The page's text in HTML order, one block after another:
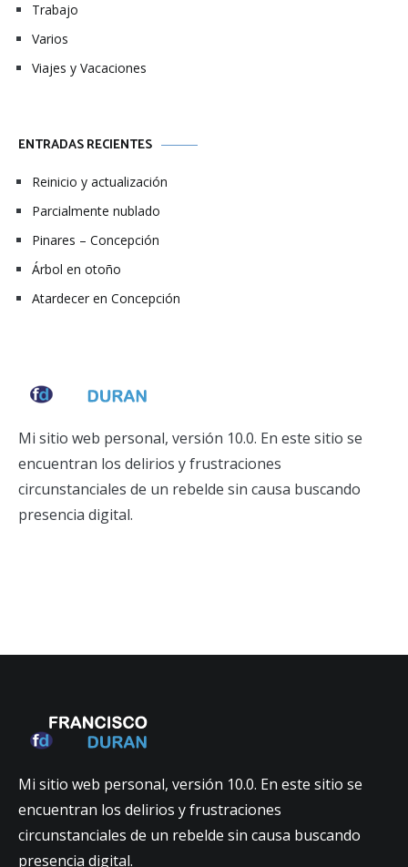
Trabajo
Varios
Viajes y Vacaciones
ENTRADAS RECIENTES
Reinicio y actualización
Parcialmente nublado
Pinares – Concepción
Árbol en otoño
Atardecer en Concepción
Mi sitio web personal, versión 10.0. En este sitio se
encuentran los delirios y frustraciones
circunstanciales de un rebelde sin causa buscando
presencia digital.
Mi sitio web personal, versión 10.0. En este sitio se
encuentran los delirios y frustraciones
circunstanciales de un rebelde sin causa buscando
presencia digital.